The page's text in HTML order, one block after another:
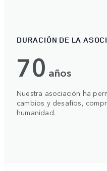
DURACIÓN DE LA
70 años
Nuestra asociación ha
cambios y desafíos,
humanidad.